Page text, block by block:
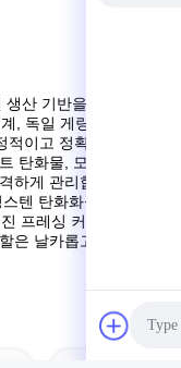
산 기반을 구축했습니
독일 게링의 자동 용접
이고 정확하고 효율적
탄화물, 모든 프로세스
게 관리합니다., 신뢰
텐 탄화화물 (TCT) 톱
프레싱 커터. 제품은 주
날카롭고 부드러운